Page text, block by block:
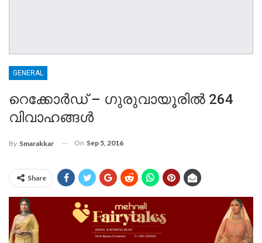
GENERAL
റെക്കോര്‍ഡ് – ഗുരുവായൂരില്‍ 264
വിവാഹങ്ങള്‍
By Smarakkar On Sep 5, 2016
Share